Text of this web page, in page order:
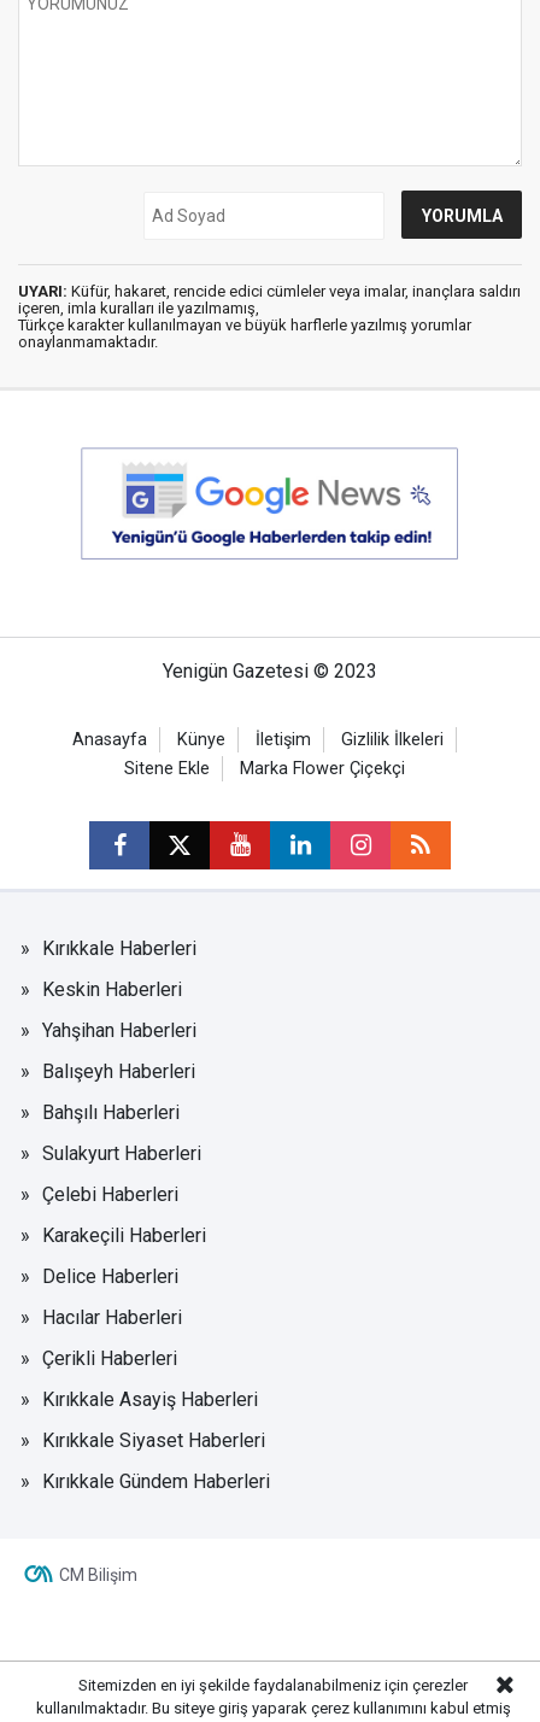
UYARI: Küfür, hakaret, rencide edici cümleler veya imalar, inançlara saldırı
içeren, imla kuralları ile yazılmamış,
Türkçe karakter kullanılmayan ve büyük harflerle yazılmış yorumlar
onaylanmamaktadır.
Yenigün Gazetesi © 2023
Anasayfa Künye İletişim
Gizlilik İlkeleri
Sitene Ekle
Marka Flower Çiçekçi
Kırıkkale Haberleri
Keskin Haberleri
Yahşihan Haberleri
Balışeyh Haberleri
Bahşılı Haberleri
Sulakyurt Haberleri
Çelebi Haberleri
Karakeçili Haberleri
Delice Haberleri
Hacılar Haberleri
Çerikli Haberleri
Kırıkkale Asayiş Haberleri
Kırıkkale Siyaset Haberleri
Kırıkkale Gündem Haberleri
CM Bilişim
Sitemizden en iyi şekilde faydalanabilmeniz için çerezler
kullanılmaktadır. Bu siteye giriş yaparak çerez kullanımını kabul etmiş